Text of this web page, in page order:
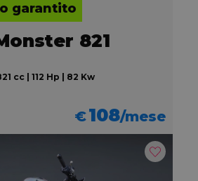
garantito
821
cc | 112 Hp | 82 Kw
€108/mese